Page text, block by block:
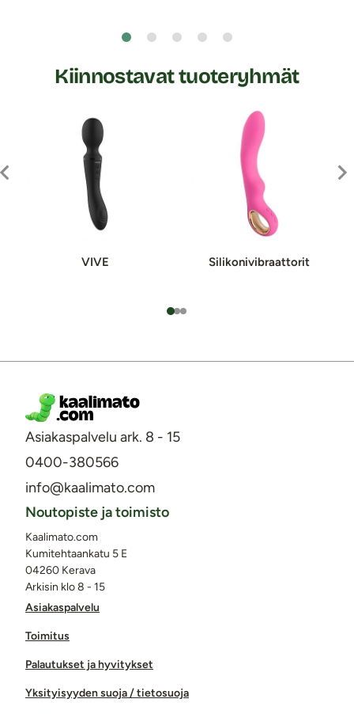
Kiinnostavat tuoteryhmät
VIVE Silikoni­vibraattorit
Asiakaspalvelu ark. 8 - 15
0400-380566
info@kaalimato.com
Asiakaspalvelu
Toimitus
Palautukset ja hyvitykset
Yksityisyyden suoja / tietosuoja
Noutopiste ja toimisto
Kaalimato.com
Kumitehtaankatu 5 E
04260 Kerava
Arkisin klo 8 - 15